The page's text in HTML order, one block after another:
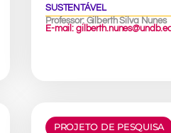
SUSTENTÁVEL
Professor: Gilberth Silva Nunes
E-mail:
PROJETO DE PESQUISA